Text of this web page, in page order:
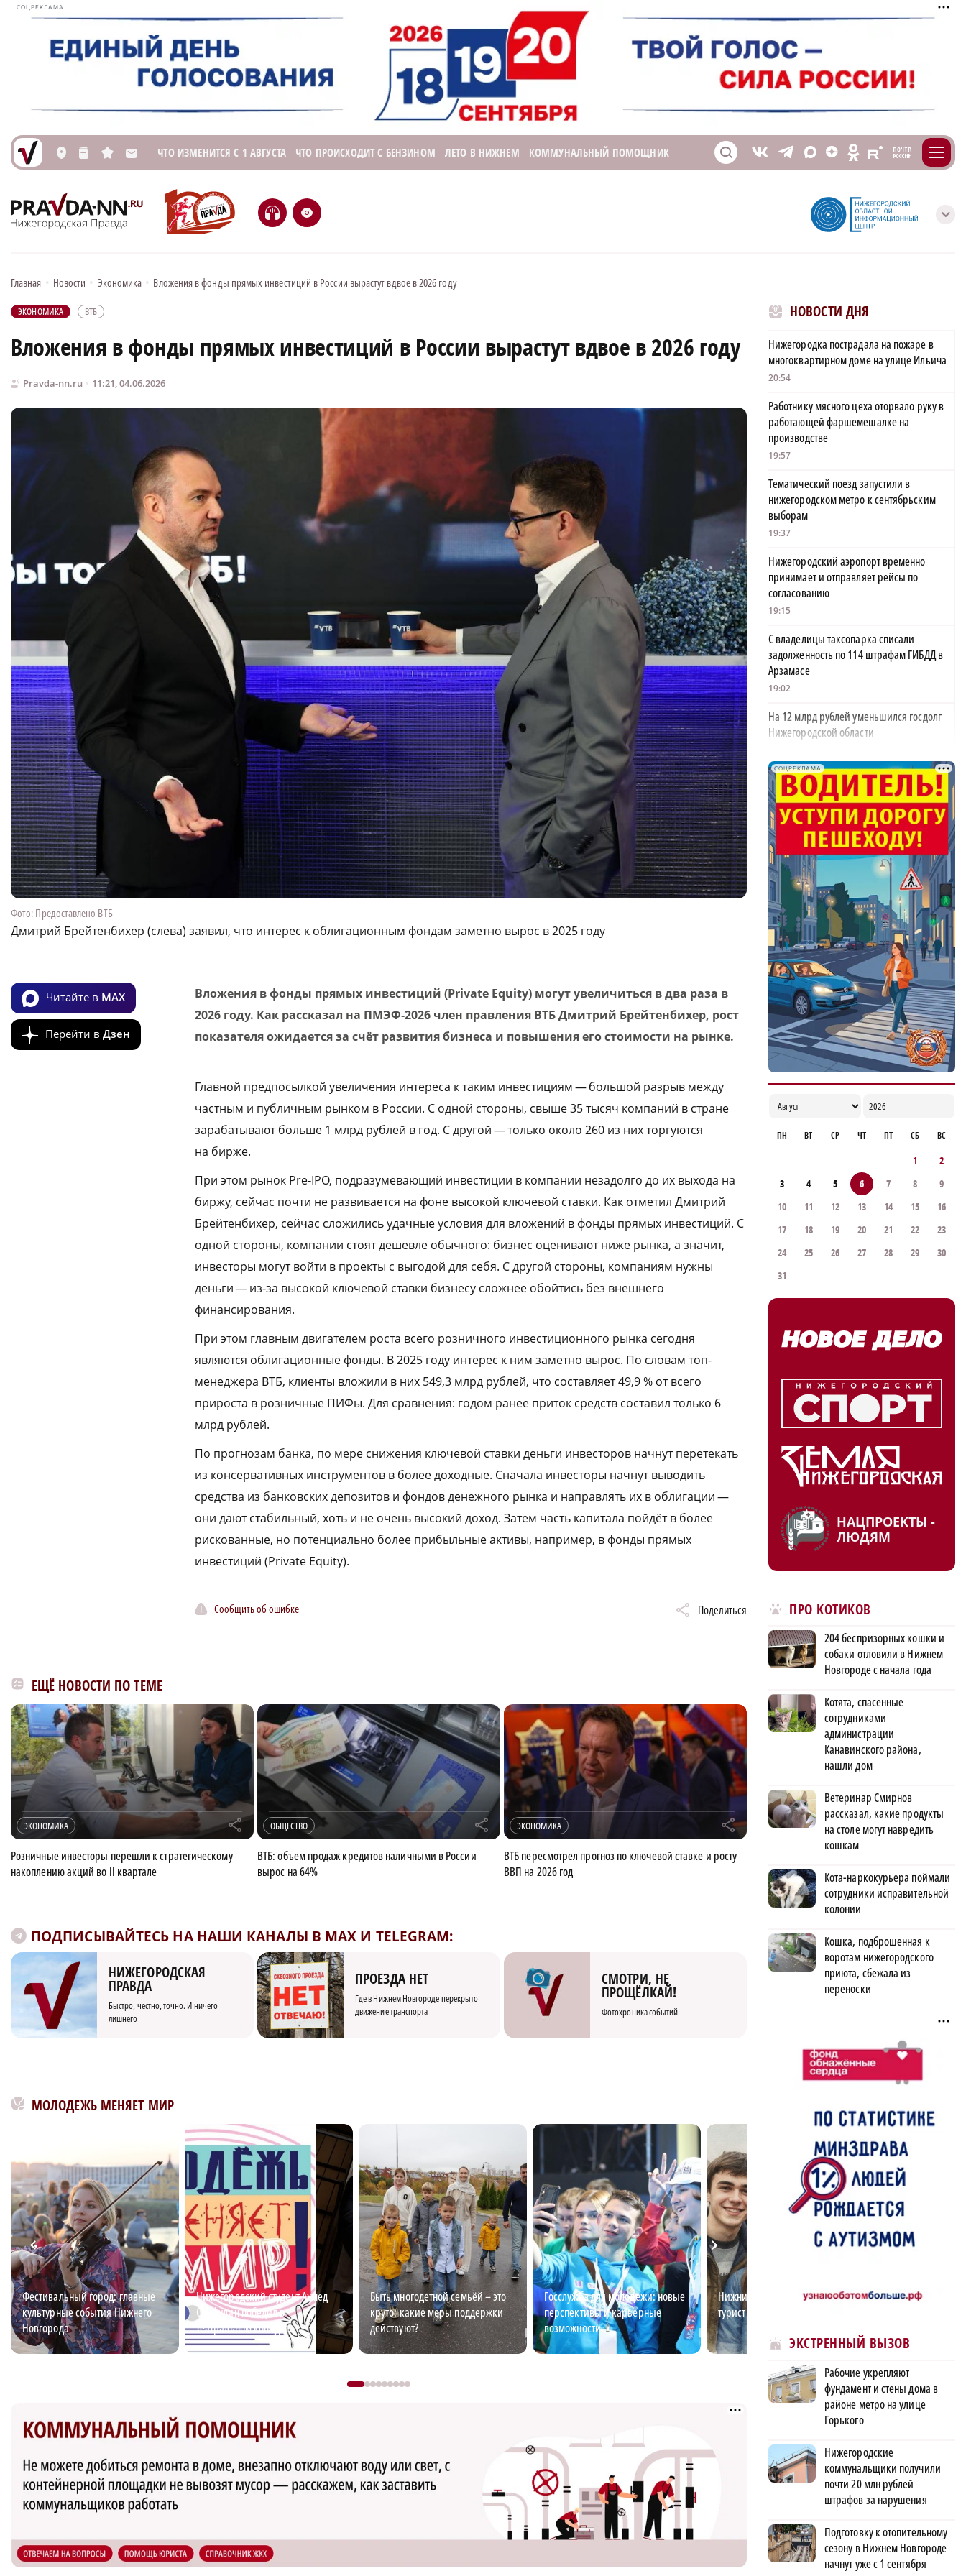
СОЦРЕКЛАМА
L n s M ЧТО ИЗМЕНИТСЯ С 1 АВГУСТА ЧТО ПРОИСХОДИТ С БЕНЗИНОМ ЛЕТО В НИЖНЕМ КОММУНАЛЬНЫЙ ПОМОЩНИК S V T X Z O E m
H e с
Главная • Новости • Экономика • Вложения в фонды прямых инвестиций в России вырастут вдвое в 2026 году
ЭКОНОМИКА ВТБ
Вложения в фонды прямых инвестиций в России вырастут вдвое в 2026 году
Pravda-nn.ru 11:21, 04.06.2026
Фото: Предоставлено ВТБ
Дмитрий Брейтенбихер (слева) заявил, что интерес к облигационным фондам заметно вырос в 2025 году
Читайте в MAX
Перейти в Дзен
Вложения в фонды прямых инвестиций (Private Equity) могут увеличиться в два раза в
2026 году. Как рассказал на ПМЭФ‑2026 член правления ВТБ Дмитрий Брейтенбихер, рост
показателя ожидается за счёт развития бизнеса и повышения его стоимости на рынке.
Главной предпосылкой увеличения интереса к таким инвестициям — большой разрыв между
частным и публичным рынком в России. С одной стороны, свыше 35 тысяч компаний в стране
зарабатывают больше 1 млрд рублей в год. С другой — только около 260 из них торгуются
на бирже.
При этом рынок Pre‑IPO, подразумевающий инвестиции в компании незадолго до их выхода на
биржу, сейчас почти не развивается на фоне высокой ключевой ставки. Как отметил Дмитрий
Брейтенбихер, сейчас сложились удачные условия для вложений в фонды прямых инвестиций. С
одной стороны, компании стоят дешевле обычного: бизнес оценивают ниже рынка, а значит,
инвесторы могут войти в проекты с выгодой для себя. С другой стороны, компаниям нужны
деньги — из‑за высокой ключевой ставки бизнесу сложнее обойтись без внешнего
финансирования.
При этом главным двигателем роста всего розничного инвестиционного рынка сегодня
являются облигационные фонды. В 2025 году интерес к ним заметно вырос. По словам топ-
менеджера ВТБ, клиенты вложили в них 549,3 млрд рублей, что составляет 49,9 % от всего
прироста в розничные ПИФы. Для сравнения: годом ранее приток средств составил только 6
млрд рублей.
По прогнозам банка, по мере снижения ключевой ставки деньги инвесторов начнут перетекать
из консервативных инструментов в более доходные. Сначала инвесторы начнут выводить
средства из банковских депозитов и фондов денежного рынка и направлять их в облигации —
они дают стабильный, хоть и не очень высокий доход. Затем часть капитала пойдёт в более
рискованные, но потенциально более прибыльные активы, например, в фонды прямых
инвестиций (Private Equity).
Сообщить об ошибке Поделиться
ЕЩЁ НОВОСТИ ПО ТЕМЕ
ЭКОНОМИКА r
Розничные инвесторы перешли к стратегическому
накоплению акций во II квартале
ОБЩЕСТВО r
ВТБ: объем продаж кредитов наличными в России
вырос на 64%
ЭКОНОМИКА r
ВТБ пересмотрел прогноз по ключевой ставке и росту
ВВП на 2026 год
ПОДПИСЫВАЙТЕСЬ НА НАШИ КАНАЛЫ В MAX И TELEGRAM:
НИЖЕГОРОДСКАЯ
ПРАВДА
Быстро, честно, точно. И ничего
лишнего
ПРОЕЗДА НЕТ
Где в Нижнем Новгороде перекрыто
движение транспорта
СМОТРИ, НЕ
ПРОЩЁЛКАЙ!
Фотохроника событий
МОЛОДЕЖЬ МЕНЯЕТ МИР
Фестивальный город: главные
культурные события Нижнего
Новгорода
Нижегородский студент Ахмед
Сайфулин победил в
театральном конкурсе
«Табуретка»
Быть многодетной семьёй – это
круто: какие меры поддержки
действуют?
Госслужба для молодежи: новые
перспективы и карьерные
возможности
Нижний для своих: проверь, не
турист ли ты?
×
НОВОСТИ ДНЯ
Нижегородка пострадала на пожаре в
многоквартирном доме на улице Ильича
20:54
Работнику мясного цеха оторвало руку в
работающей фаршемешалке на
производстве
19:57
Тематический поезд запустили в
нижегородском метро к сентябрьским
выборам
19:37
Нижегородский аэропорт временно
принимает и отправляет рейсы по
согласованию
19:15
С владелицы таксопарка списали
задолженность по 114 штрафам ГИБДД в
Арзамасе
19:02
На 12 млрд рублей уменьшился госдолг
Нижегородской области
В Нижегородской области тестируют
дроны для контроля сброса мусора
18:37
В Нижегородской области выделят 10 млн
рублей на поддержку «СВОё дело»
18:08
34 млрд рублей направят на поддержку
нижегородских семей в этом году
18:03
В Нижегородской области поздравили
ветеранов строительной отрасли
18:02
СОЦРЕКЛАМА
ПН ВТ СР ЧТ ПТ СБ ВС
1
2
3
4 5 6 7 8
9
10
11 12 13 14 15
16
17
18 19 20 21 22
23
24
25 26 27 28 29
30
31
НАЦПРОЕКТЫ -
ЛЮДЯМ
ПРО КОТИКОВ
204 беспризорных кошки и
собаки отловили в Нижнем
Новгороде с начала года
Котята, спасенные
сотрудниками
администрации
Канавинского района,
нашли дом
Ветеринар Смирнов
рассказал, какие продукты
на столе могут навредить
кошкам
Кота-наркокурьера поймали
сотрудники исправительной
колонии
Кошка, подброшенная к
воротам нижегородского
приюта, сбежала из
переноски
ЭКСТРЕННЫЙ ВЫЗОВ
Рабочие укрепляют
фундамент и стены дома в
районе метро на улице
Горького
Нижегородские
коммунальщики получили
почти 20 млн рублей
штрафов за нарушения
Подготовку к отопительному
сезону в Нижнем Новгороде
начнут уже с 1 сентября